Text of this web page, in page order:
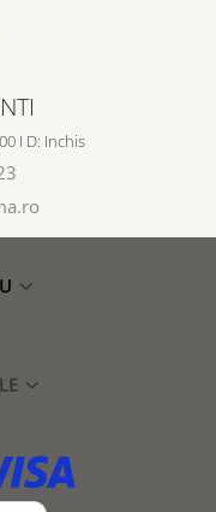
I D: Inchis